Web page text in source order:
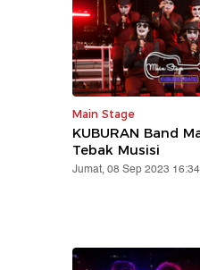
Main Stage
KUBURAN Band
Tebak Musisi
Jumat, 08 Sep 2023